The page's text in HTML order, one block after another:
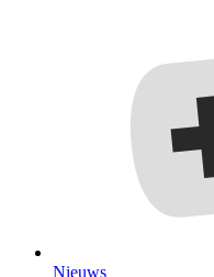
Nieuws